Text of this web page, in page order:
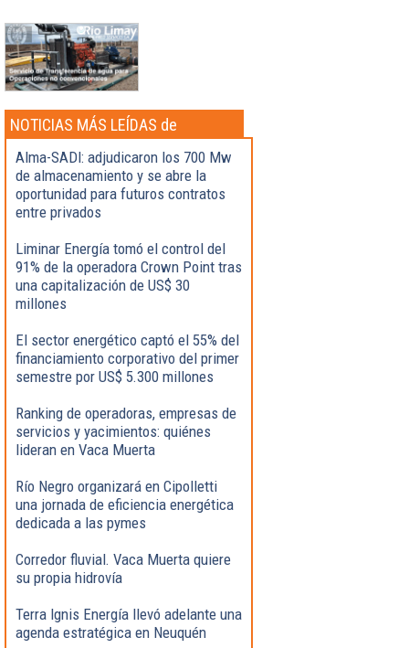
NOTICIAS MÁS LEÍDAS de
Actualidad
Alma-SADI: adjudicaron los 700 Mw
de almacenamiento y se abre la
oportunidad para futuros contratos
entre privados
Liminar Energía tomó el control del
91% de la operadora Crown Point tras
una capitalización de US$ 30
millones
El sector energético captó el 55% del
financiamiento corporativo del primer
semestre por US$ 5.300 millones
Ranking de operadoras, empresas de
servicios y yacimientos: quiénes
lideran en Vaca Muerta
Río Negro organizará en Cipolletti
una jornada de eficiencia energética
dedicada a las pymes
Corredor fluvial. Vaca Muerta quiere
su propia hidrovía
Terra Ignis Energía llevó adelante una
agenda estratégica en Neuquén